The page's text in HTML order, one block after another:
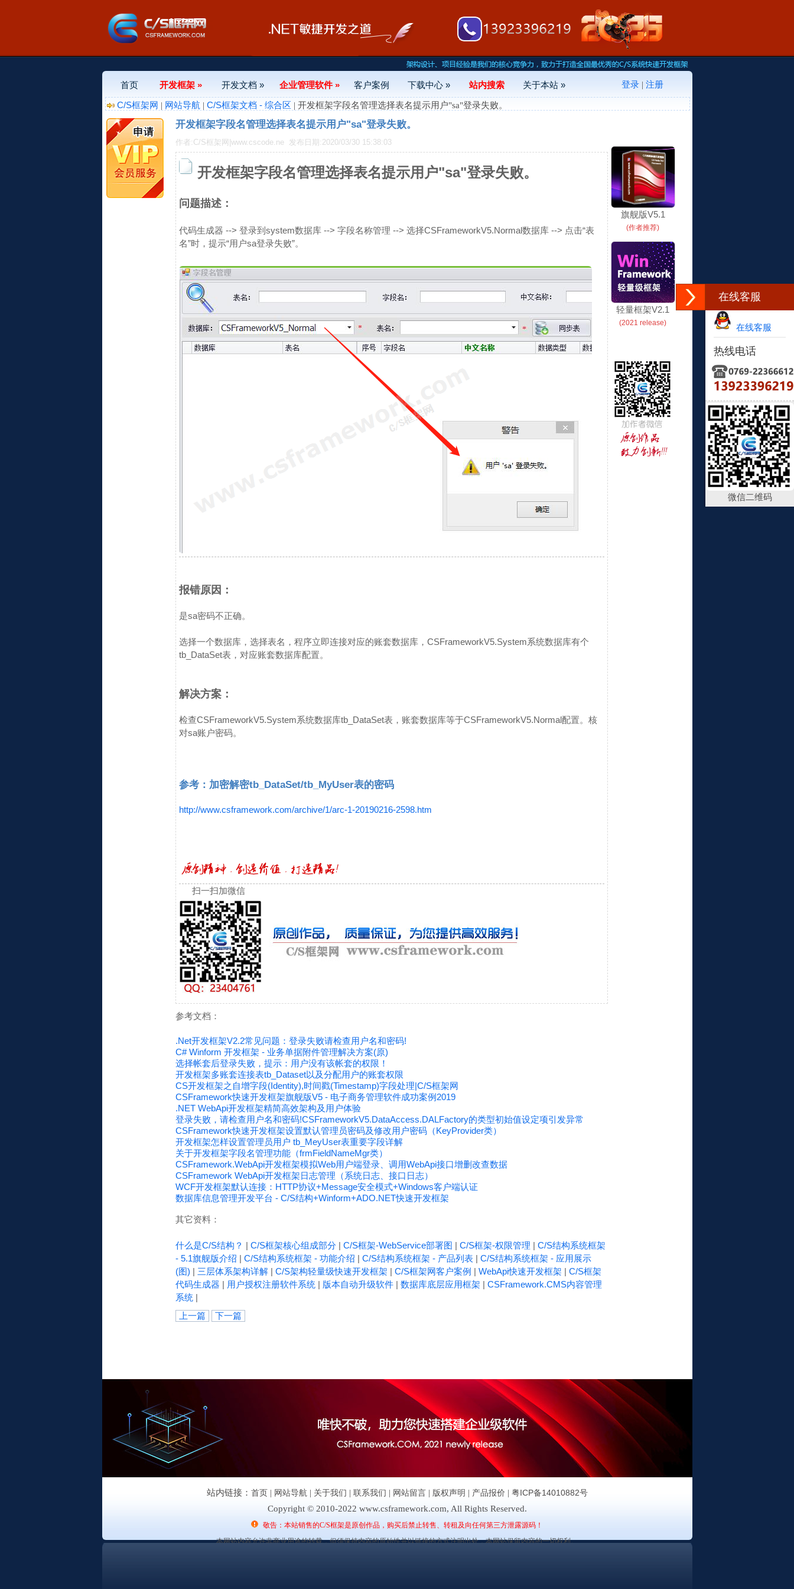
在线客服
在线客服
热线电话
微信二维码
首页 开发框架 » 开发文档 » 企业管理软件 » 客户案例 下载中心 » 站内搜索 关于本站 » 登录| 注册
C/S框架网 | 网站导航 | C/S框架文档 - 综合区 | 开发框架字段名管理选择表名提示用户"sa"登录失败。
开发框架字段名管理选择表名提示用户"sa"登录失败。
作者:C/S框架网|www.cscode.ne 发布日期:2020/03/30 15:38:03
开发框架字段名管理选择表名提示用户"sa"登录失败。
问题描述：
代码生成器 --> 登录到system数据库 --> 字段名称管理 --> 选择CSFrameworkV5.Normal数据库 --> 点击“表
名”时，提示“用户sa登录失败”。
报错原因：
是sa密码不正确。
选择一个数据库，选择表名，程序立即连接对应的账套数据库，CSFrameworkV5.System系统数据库有个
tb_DataSet表，对应账套数据库配置。
解决方案：
检查CSFrameworkV5.System系统数据库tb_DataSet表，账套数据库等于CSFrameworkV5.Normal配置。核
对sa账户密码。
参考：加密解密tb_DataSet/tb_MyUser表的密码
http://www.csframework.com/archive/1/arc-1-20190216-2598.htm
扫一扫加微信
参考文档：
.Net开发框架V2.2常见问题：登录失败请检查用户名和密码!
C# Winform 开发框架 - 业务单据附件管理解决方案(原)
选择帐套后登录失败，提示：用户没有该帐套的权限！
开发框架多账套连接表tb_Dataset以及分配用户的账套权限
CS开发框架之自增字段(Identity),时间戳(Timestamp)字段处理|C/S框架网
CSFramework快速开发框架旗舰版V5 - 电子商务管理软件成功案例2019
.NET WebApi开发框架精简高效架构及用户体验
登录失败，请检查用户名和密码!CSFrameworkV5.DataAccess.DALFactory的类型初始值设定项引发异常
CSFramework快速开发框架设置默认管理员密码及修改用户密码（KeyProvider类）
开发框架怎样设置管理员用户 tb_MeyUser表重要字段详解
关于开发框架字段名管理功能（frmFieldNameMgr类）
CSFramework.WebApi开发框架模拟Web用户端登录、调用WebApi接口增删改查数据
CSFramework WebApi开发框架日志管理（系统日志、接口日志）
WCF开发框架默认连接：HTTP协议+Message安全模式+Windows客户端认证
数据库信息管理开发平台 - C/S结构+Winform+ADO.NET快速开发框架
其它资料：
什么是C/S结构？ | C/S框架核心组成部分| C/S框架-WebService部署图 | C/S框架-权限管理 | C/S结构系统框架
- 5.1旗舰版介绍 | C/S结构系统框架 - 功能介绍 | C/S结构系统框架 - 产品列表| C/S结构系统框架 - 应用展示
(图) | 三层体系架构详解| C/S架构轻量级快速开发框架 | C/S框架网客户案例 | WebApi快速开发框架 | C/S框架
代码生成器 | 用户授权注册软件系统| 版本自动升级软件| 数据库底层应用框架 | CSFramework.CMS内容管理
系统|
上一篇
下一篇
旗舰版V5.1
(作者推荐)
轻量框架V2.1
(2021 release)
站内链接： 首页| 网站导航 | 关于我们 | 联系我们 | 网站留言| 版权声明 | 产品报价 | 粤ICP备14010882号
Copyright © 2010-2022 www.csframework.com, All Rights Reserved.
敬告：本站销售的C/S框架是原创作品，购买后禁止转售、转租及向任何第三方泄露源码！
本网站内容允许非商业用途的转载，但须保持内容的原始性并以链接的方式注明出处，本网站保留内容的一切权利。